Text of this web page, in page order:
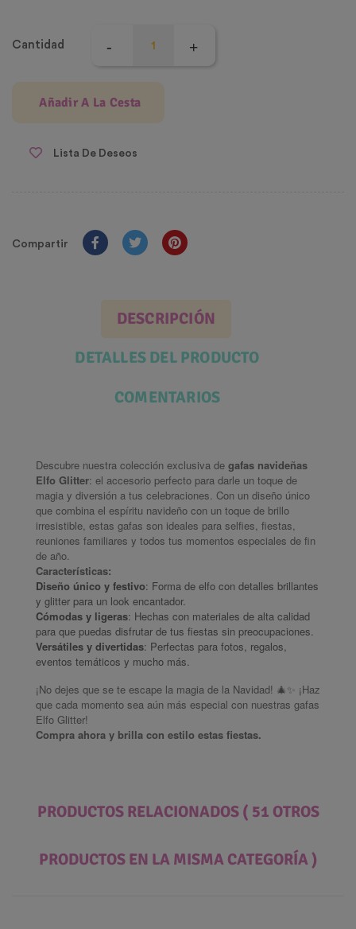
Cantidad
Añadir A La Cesta
Lista De Deseos
Compartir
DESCRIPCIÓN
DETALLES DEL PRODUCTO
COMENTARIOS
Descubre nuestra colección exclusiva de gafas navideñas
Elfo Glitter: el accesorio perfecto para darle un toque de
magia y diversión a tus celebraciones. Con un diseño único
que combina el espíritu navideño con un toque de brillo
irresistible, estas gafas son ideales para selfies, fiestas,
reuniones familiares y todos tus momentos especiales de fin
de año.
Características:
Diseño único y festivo: Forma de elfo con detalles brillantes
y glitter para un look encantador.
Cómodas y ligeras: Hechas con materiales de alta calidad
para que puedas disfrutar de tus fiestas sin preocupaciones.
Versátiles y divertidas: Perfectas para fotos, regalos,
eventos temáticos y mucho más.
¡No dejes que se te escape la magia de la Navidad! 🎄✨ ¡Haz
que cada momento sea aún más especial con nuestras gafas
Elfo Glitter!
Compra ahora y brilla con estilo estas fiestas.
PRODUCTOS RELACIONADOS ( 51 OTROS
PRODUCTOS EN LA MISMA CATEGORÍA )